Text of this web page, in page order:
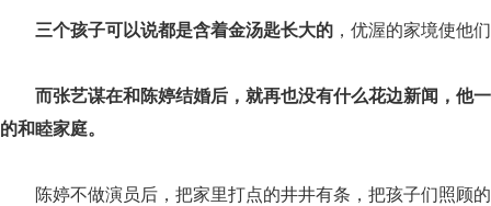
三个孩子可以说都是含着金汤匙长大的 ，优渥的家境使他
而张艺谋在和陈婷结婚后，就再也没有什么花边新闻，他
的和睦家庭。
陈婷不做演员后，把家里打点的井井有条，把孩子们照顾